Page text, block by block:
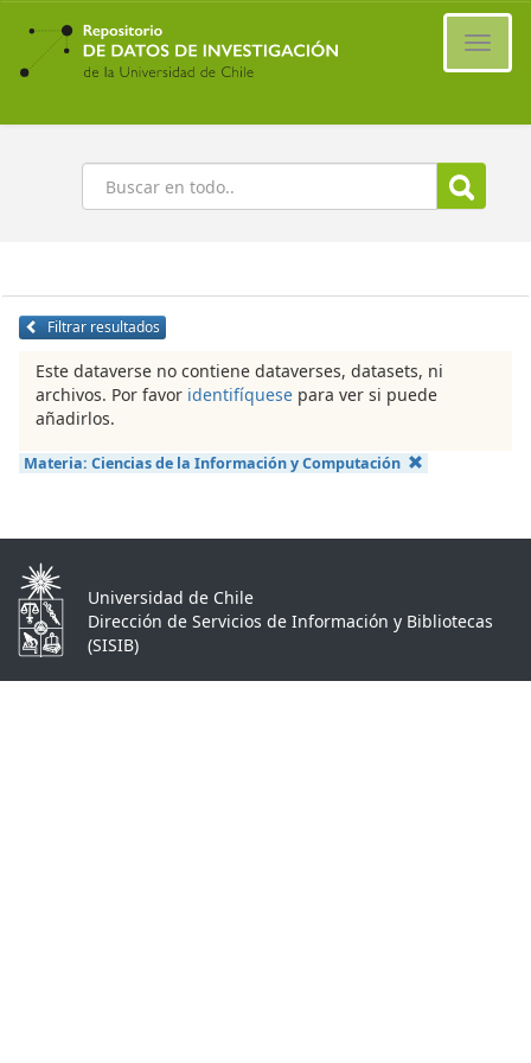
Ir
contenido
principal
Buscar
Filtrar resultados
Este dataverse no contiene dataverses, datasets, ni
archivos. Por favor identifíquese para ver si puede
añadirlos.
Materia: Ciencias de la Información y Computación
Universidad de Chile
Dirección de Servicios de Información y Bibliotecas
(SISIB)